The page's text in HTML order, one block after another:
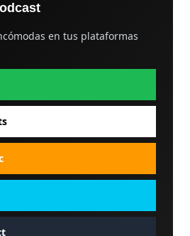
en tus plataformas